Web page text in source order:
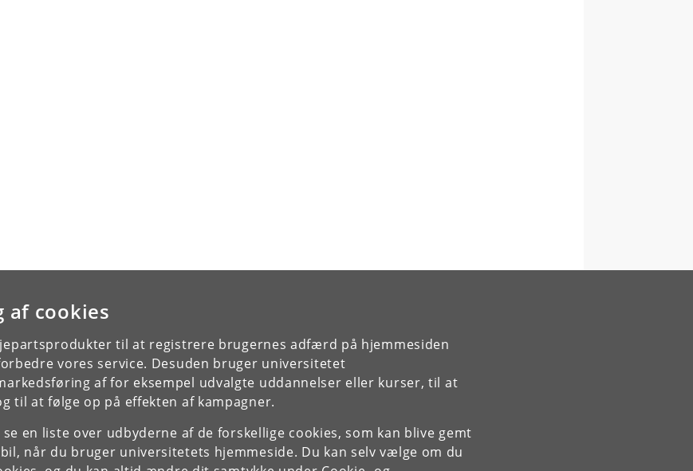
af cookies
til at registrere brugernes adfærd på hjemmesiden
vores service. Desuden bruger universitetet
af for eksempel udvalgte uddannelser eller kurser, til at
til at følge op på effekten af kampagner.
en liste over udbyderne af de forskellige cookies, som kan blive gemt
når du bruger universitetets hjemmeside. Du kan selv vælge om du